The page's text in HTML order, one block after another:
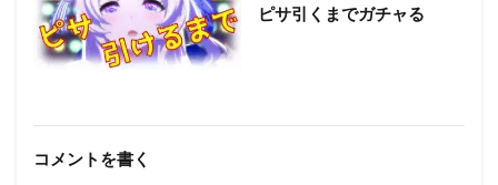
ピサ引くまでガチャる
コメントを書く